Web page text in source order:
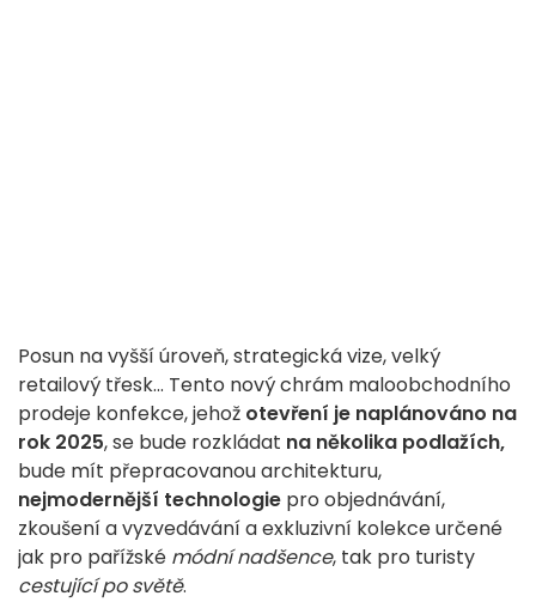
Posun na vyšší úroveň, strategická vize, velký
retailový třesk... Tento nový chrám maloobchodního
prodeje konfekce, jehož otevření je naplánováno na
rok 2025, se bude rozkládat na několika podlažích,
bude mít přepracovanou architekturu,
nejmodernější technologie pro objednávání,
zkoušení a vyzvedávání a exkluzivní kolekce určené
jak pro pařížské módní nadšence, tak pro turisty
cestující po světě.